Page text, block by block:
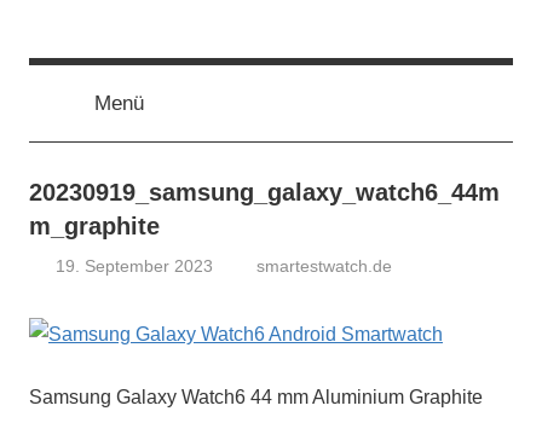
smartestwatch.de
Vergleich,Menü
20230919_samsung_galaxy_watch6_44m
m_graphite
19. September 2023 smartestwatch.de
Samsung Galaxy Watch6 44 mm Aluminium Graphite